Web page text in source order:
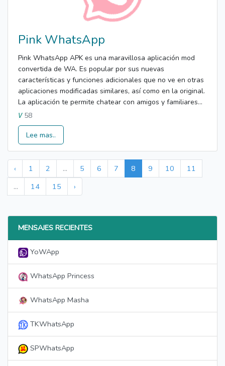
Pink WhatsApp
Pink WhatsApp APK es una maravillosa aplicación mod
convertida de WA. Es popular por sus nuevas
características y funciones adicionales que no ve en otras
aplicaciones modificadas similares, así como en la original.
La aplicación te permite chatear con amigos y familiares...
V58
Lee mas..
‹ 1 2 ... 5 6 7 8 9 10
11
...
14 15 ›
MENSAJES RECIENTES
YoWApp
WhatsApp Princess
WhatsApp Masha
TKWhatsApp
SPWhatsApp